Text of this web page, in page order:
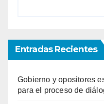
Entradas Recientes
Gobierno y opositores
para el proceso de